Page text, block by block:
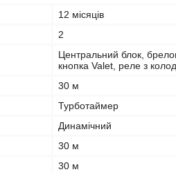
12 місяців
2
Центральний блок,
кнопка Valet, реле з
30 м
Турботаймер
Динамічний
30 м
30 м